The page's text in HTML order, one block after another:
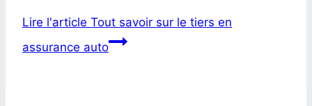
Lire l'article Tout savoir sur le tiers en
assurance auto